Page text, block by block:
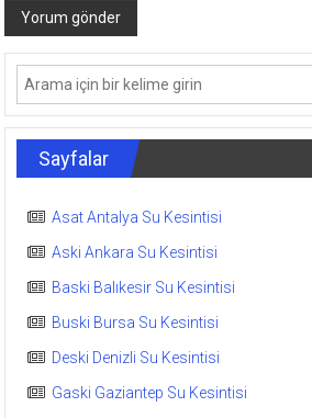
Sayfalar
Asat Antalya Su Kesintisi
Aski Ankara Su Kesintisi
Baski Balıkesir Su Kesintisi
Buski Bursa Su Kesintisi
Deski Denizli Su Kesintisi
Gaski Gaziantep Su Kesintisi